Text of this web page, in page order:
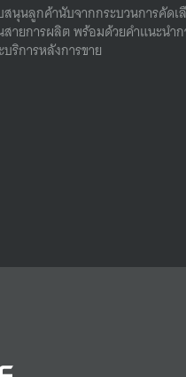
สนุนลูกค้านับจากกระบวนการคัดเ
ายการผลิต พร้อมด้วยคําแนะนําก
ริการหลังการขาย